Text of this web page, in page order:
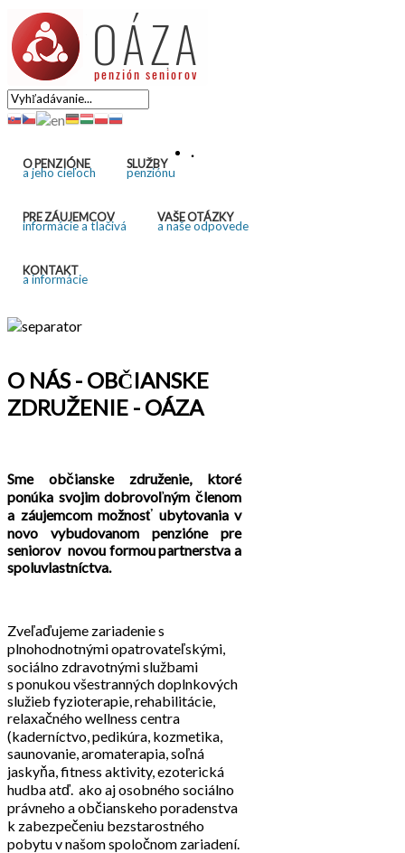
O PENZIÓNE
a jeho cieľoch
SLUŽBY
penziónu
PRE ZÁUJEMCOV
informácie a tlačivá
VAŠE OTÁZKY
a naše odpovede
KONTAKT
a informácie
.
O NÁS - OBČIANSKE
ZDRUŽENIE - OÁZA
Sme občianske združenie, ktoré
ponúka svojim dobrovoľným členom
a záujemcom možnosť ubytovania v
novo vybudovanom penzióne pre
seniorov novou formou partnerstva a
spoluvlastníctva.
Zveľaďujeme zariadenie s
plnohodnotnými opatrovateľskými,
sociálno zdravotnými službami
s ponukou všestranných doplnkových
služieb fyzioterapie, rehabilitácie,
relaxačného wellness centra
(kaderníctvo, pedikúra, kozmetika,
saunovanie, aromaterapia, soľná
jaskyňa, fitness aktivity, ezoterická
hudba atď. ako aj osobného sociálno
právneho a občianskeho poradenstva
k zabezpečeniu bezstarostného
pobytu v našom spoločnom zariadení.